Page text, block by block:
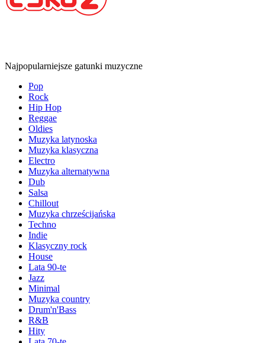
Najpopularniejsze gatunki muzyczne
Pop
Rock
Hip Hop
Reggae
Oldies
Muzyka latynoska
Muzyka klasyczna
Electro
Muzyka alternatywna
Dub
Salsa
Chillout
Muzyka chrześcijańska
Techno
Indie
Klasyczny rock
House
Lata 90-te
Jazz
Minimal
Muzyka country
Drum'n'Bass
R&B
Hity